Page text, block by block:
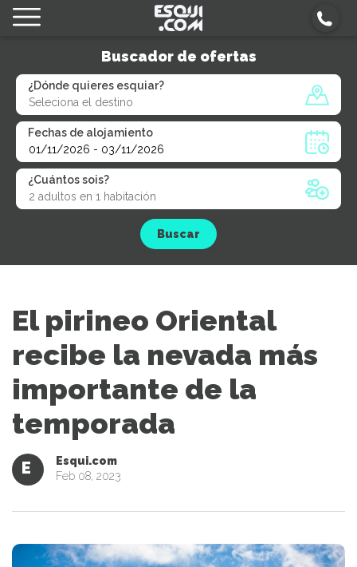
Buscador de ofertas
¿Dónde quieres esquiar?
Fechas de alojamiento
¿Cuántos sois?
Buscar
El pirineo Oriental
recibe la nevada más
importante de la
temporada
E
Esqui.com
Feb 08, 2023